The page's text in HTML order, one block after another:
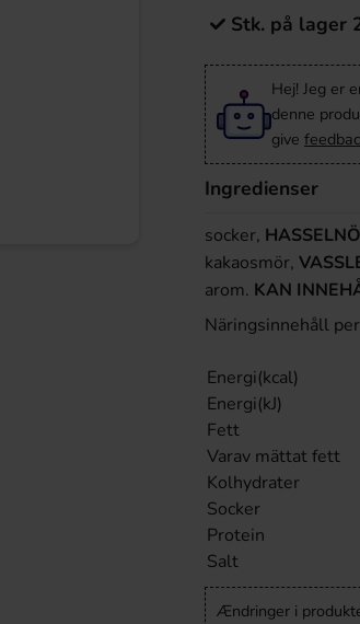
Stk. på lager
Hej! Jeg er
denne
give
Ingredienser
socker,
kakaosmör,
arom. KAN
Näringsinnehåll
Energi(kcal)
Energi(kJ)
Fett
Varav mättat fett
Kolhydrater
Socker
Protein
Salt
Ændringer i